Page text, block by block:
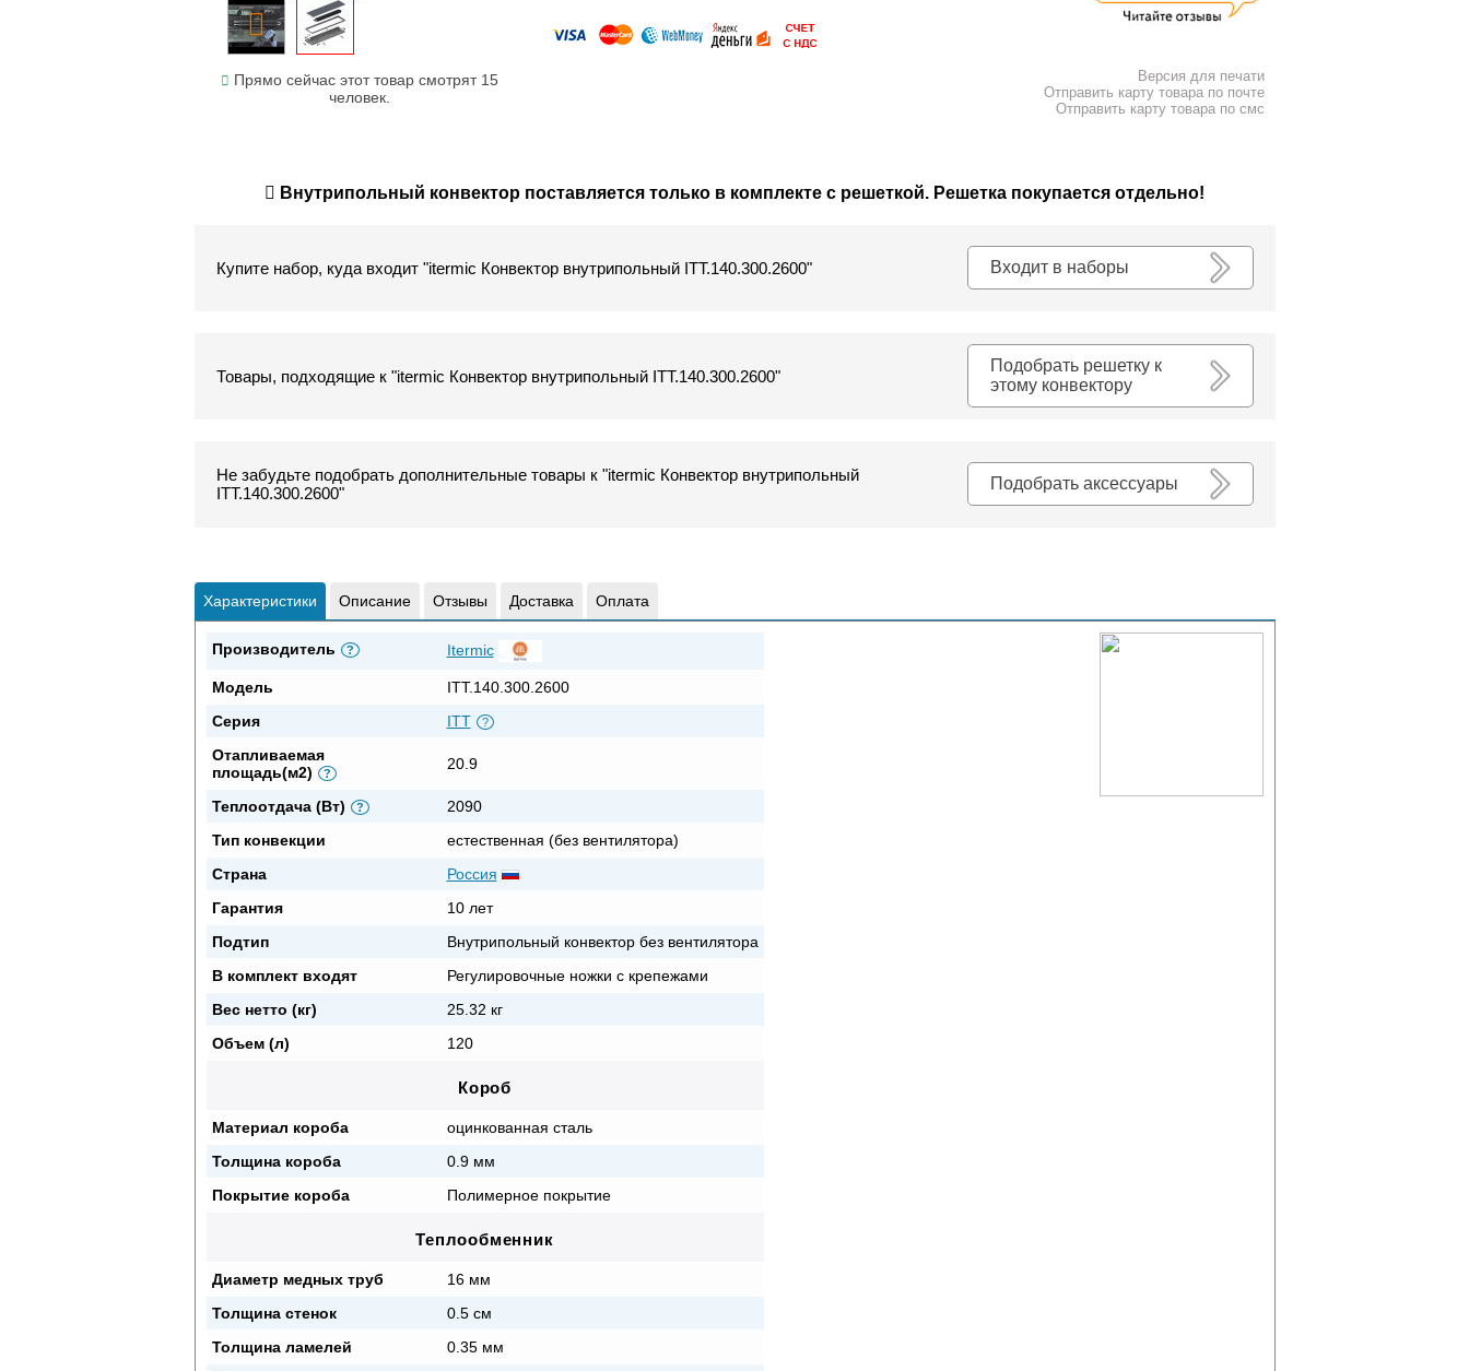
Прямо сейчас этот товар смотрят 15
человек.
Версия для печати
Отправить карту товара по почте
Отправить карту товара по смс
Внутрипольный конвектор поставляется только в комплекте с решеткой. Решетка покупается отдельно!
Входит в наборы
Купите набор, куда входит "itermic Конвектор внутрипольный ITT.140.300.2600"
Подобрать решетку к
этому конвектору
Товары, подходящие к "itermic Конвектор внутрипольный ITT.140.300.2600"
Подобрать аксессуары
Не забудьте подобрать дополнительные товары к "itermic Конвектор внутрипольный
ITT.140.300.2600"
Характеристики Описание Отзывы Доставка Оплата
Производитель ? Itermic
Модель
ITT.140.300.2600
Серия
ITT ?
Отапливаемая
площадь(м2)
?
20.9
Теплоотдача (Вт) ?
2090
Тип конвекции
естественная (без вентилятора)
Страна
Россия
Гарантия
10 лет
Подтип
Внутрипольный конвектор без вентилятора
В комплект входят
Регулировочные ножки с крепежами
Вес нетто (кг)
25.32 кг
Объем (л)
120
Короб
Материал короба
оцинкованная сталь
Толщина короба
0.9 мм
Покрытие короба
Полимерное покрытие
Теплообменник
Диаметр медных труб
16 мм
Толщина стенок
0.5 см
Толщина ламелей
0.35 мм